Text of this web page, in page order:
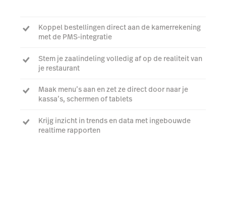
Koppel bestellingen direct aan de kamerrekening
met de PMS-integratie
Stem je zaalindeling volledig af op de realiteit van
je restaurant
Maak menu’s aan en zet ze direct door naar je
kassa’s, schermen of tablets
Krijg inzicht in trends en data met ingebouwde
realtime rapporten